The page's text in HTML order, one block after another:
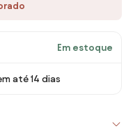
Em estoque
até 14 dias